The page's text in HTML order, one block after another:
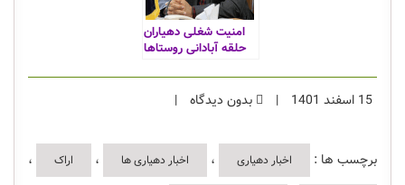
امنیت شغلی دهیاران
حلقه آبادانی روستاها
15 اسفند 1401 | بدون دیدگاه |
برچسب ها : اخبار دهیاری ، اخبار دهیاری ها ، اراک ،